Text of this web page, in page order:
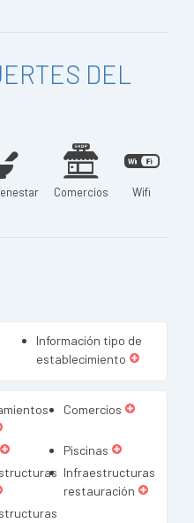
DEL
Comercios Wifi
Información tipo de
establecimiento
Comercios
Piscinas
Infraestructuras
restauración